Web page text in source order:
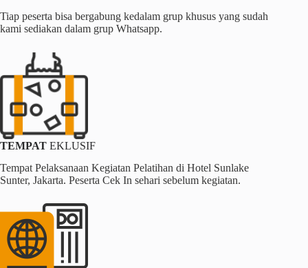
Tiap peserta bisa bergabung kedalam grup khusus yang sudah
kami sediakan dalam grup Whatsapp.
TEMPAT EKLUSIF
Tempat Pelaksanaan Kegiatan Pelatihan di Hotel Sunlake
Sunter, Jakarta. Peserta Cek In sehari sebelum kegiatan.